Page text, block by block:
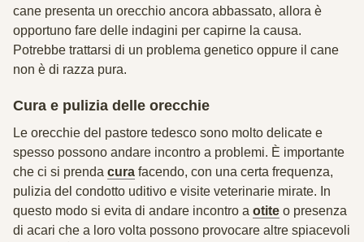
cane presenta un orecchio ancora abbassato, allora è
opportuno fare delle indagini per capirne la causa.
Potrebbe trattarsi di un problema genetico oppure il cane
non è di razza pura.
Cura e pulizia delle orecchie
Le orecchie del pastore tedesco sono molto delicate e
spesso possono andare incontro a problemi. È importante
che ci si prenda cura facendo, con una certa frequenza,
pulizia del condotto uditivo e visite veterinarie mirate. In
questo modo si evita di andare incontro a otite o presenza
di acari che a loro volta possono provocare altre spiacevoli